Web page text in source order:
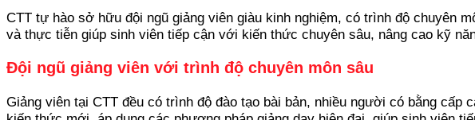
CTT tự hào sở hữu đội ngũ giảng viên giàu kinh nghiệm, có trình độ chuyên
và thực tiễn giúp sinh viên tiếp cận với kiến thức chuyên sâu, nâng cao kỹ
Đội ngũ giảng viên với trình độ chuyên môn sâu
Giảng viên tại CTT đều có trình độ đào tạo bài bản, nhiều người có bằng